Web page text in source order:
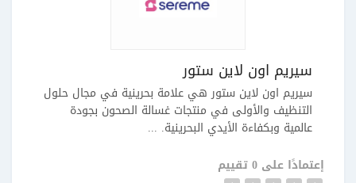
سيريم اون لاين ستور
سيريم اون لاين ستور هي علامة بحرينية في مجال حلول
التنظيف والأولى في منتجات غسالة الصحون بجودة
عالمية وبكفاءة الأيدي البحرينية. ...
إعتمادًا على 0 تقييم